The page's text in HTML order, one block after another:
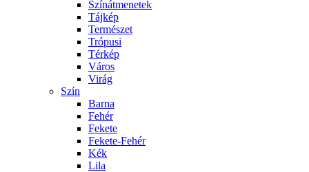
Színátmenetek
Tájkép
Természet
Trópusi
Térkép
Város
Virág
Szín
Barna
Fehér
Fekete
Fekete-Fehér
Kék
Lila